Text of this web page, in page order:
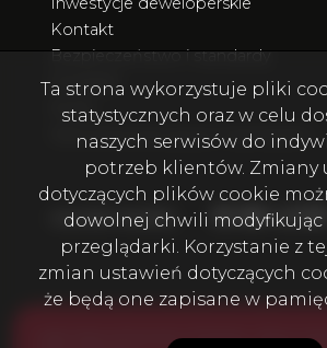
Kontakt
Bezpieczeństwo i standardy
Poradnik
Rodo
Nieruchomości poza Trójmiastem
social media Facebook
Facebook
Lider Nieruchomości i Finanse – Biuro
Ta strona wykorzystuje pliki
statystycznych oraz w celu
naszych serwisów do
potrzeb klientów. Zmiany
dotyczących plików cookie
dowolnej chwili modyfikując
przeglądarki. Korzystanie z
zmian ustawień dotyczących
że będą one zapisane w